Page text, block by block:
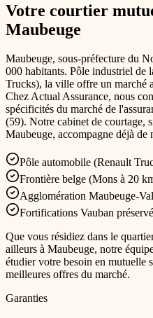
Votre courtier
Maubeuge
Maubeuge, sous-préfecture du
000 habitants. Pôle industriel de
Trucks), la ville offre un marché
Chez Actual Assurance, nous
spécificités du marché de
(59). Notre cabinet de courtage,
Maubeuge, accompagne déjà de
Pôle automobile (Renault
Frontière belge (Mons à 20
Agglomération Maubeuge-
Fortifications Vauban
Que vous résidiez dans le
ailleurs à Maubeuge, notre
étudier votre besoin en mutuelle
meilleures offres du marché.
Garanties